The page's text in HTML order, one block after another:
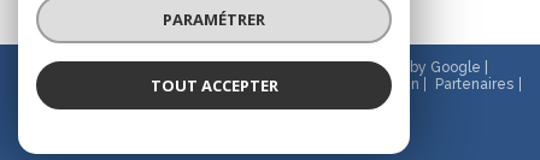
© 2026 | Tous droits réservés | Traduction powered by Google |
Nos honoraires
Plan du site Mentions légales Admin
Partenaires
PARAMÉTRER
TOUT ACCEPTER